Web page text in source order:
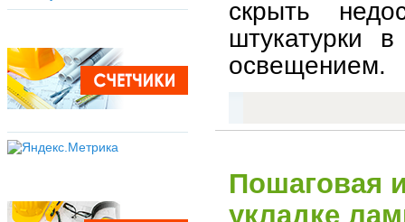
скрыть
штукатурки
освещением.
Пошаговая
укладке